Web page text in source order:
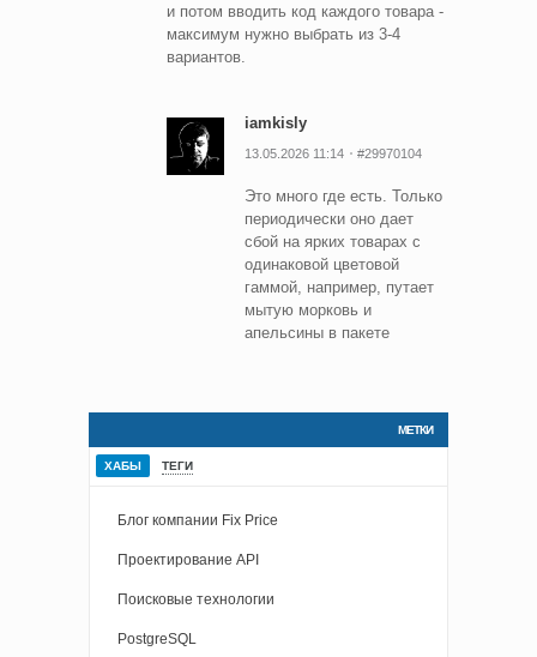
и потом вводить код каждого товара -
максимум нужно выбрать из 3-4
вариантов.
iamkisly
13.05.2026 11:14 #29970104
Это много где есть. Только
периодически оно дает
сбой на ярких товарах с
одинаковой цветовой
гаммой, например, путает
мытую морковь и
апельсины в пакете
МЕТКИ
ХАБЫ ТЕГИ
Блог компании Fix Price
Проектирование API
Поисковые технологии
PostgreSQL